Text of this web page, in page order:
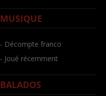
MUSIQUE
- Décompte franco
- Joué récemment
BALADOS